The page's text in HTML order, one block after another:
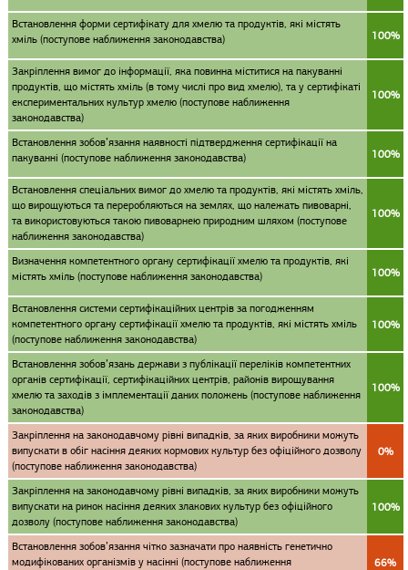
Встановлення форми сертифікату для хмелю та продуктів, які містять
хміль (поступове наближення законодавства)
100%
Закріплення вимог до інформації, яка повинна міститися на пакуванні
продуктів, що містять хміль (в тому числі про вид хмелю), та у сертифікаті
експериментальних культур хмелю (поступове наближення
законодавства)
100%
Встановлення зобов’язання наявності підтвердження сертифікації на
пакуванні (поступове наближення законодавства)
100%
Встановлення спеціальних вимог до хмелю та продуктів, які містять хміль,
що вирощуються та переробляються на землях, що належать пивоварні,
та використовуються такою пивоварнею природним шляхом (поступове
наближення законодавства)
100%
Визначення компетентного органу сертифікації хмелю та продуктів, які
містять хміль (поступове наближення законодавства)
100%
Встановлення системи сертифікаційних центрів за погодженням
компетентного органу сертифікації хмелю та продуктів, які містять хміль
(поступове наближення законодавства)
100%
Встановлення зобов’язань держави з публікації переліків компетентних
органів сертифікації, сертифікаційних центрів, районів вирощування
хмелю та заходів з імплементації даних положень (поступове наближення
законодавства)
100%
Закріплення на законодавчому рівні випадків, за яких виробники можуть
випускати в обіг насіння деяких кормових культур без офіційного дозволу
(поступове наближення законодавства)
0%
Закріплення на законодавчому рівні випадків, за яких виробники можуть
випускати на ринок насіння деяких злакових культур без офіційного
дозволу (поступове наближення законодавства)
100%
Встановлення зобов’язання чітко зазначати про наявність генетично
модифікованих організмів у насінні (поступове наближення
66%